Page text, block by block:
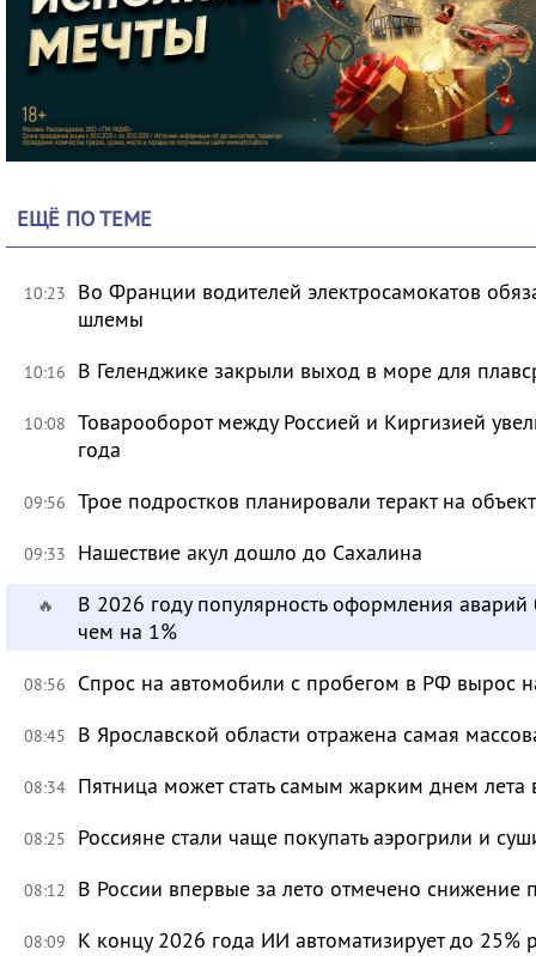
ЕЩЁ ПО ТЕМЕ
10:23
Во Франции водителей электросамокатов
шлемы
10:16 В Геленджике закрыли выход в море для
10:08 Товарооборот между Россией и Киргизией
года
09:56 Трое подростков планировали теракт на
09:33 Нашествие акул дошло до Сахалина
🔥
В 2026 году популярность оформления
чем на 1%
08:56 Спрос на автомобили с пробегом в РФ вырос
08:45 В Ярославской области отражена самая
08:34 Пятница может стать самым жарким днем лета
08:25 Россияне стали чаще покупать аэрогрили и
08:12 В России впервые за лето отмечено снижение
08:09 К концу 2026 года ИИ автоматизирует до 25%